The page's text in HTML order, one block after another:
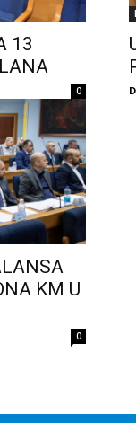
13
0
KM U
0